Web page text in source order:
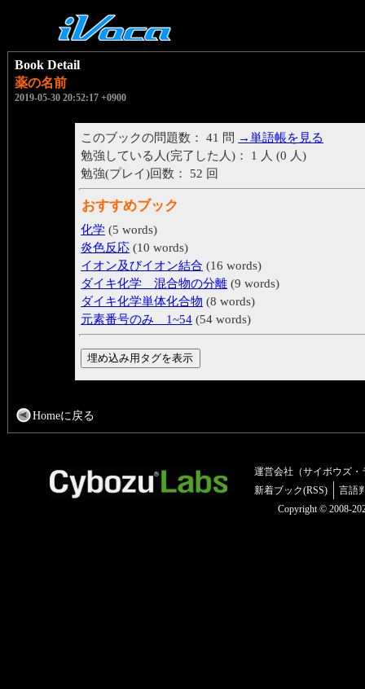
Book Detail
薬の名前
2019-05-30 20:52:17 +0900
このブックの問題数： 41 問 →単語帳を見る
勉強している人(完了した人)： 1 人 (0 人)
勉強(プレイ)回数： 52 回
おすすめブック
化学 (5 words)
炎色反応 (10 words)
イオン及びイオン結合 (16 words)
ダイキ化学 混合物の分離 (9 words)
ダイキ化学単体化合物 (8 words)
元素番号のみ 1~54 (54 words)
Homeに戻る
運営会社（サイボウズ・
新着ブック(RSS)
言語
Copyright © 2008-